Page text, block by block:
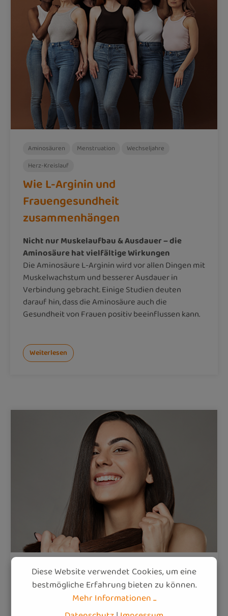
Aminosäuren Menstruation
Wechseljahre
Herz-Kreislauf
Wie L-Arginin und
Frauengesundheit
zusammenhängen
Nicht nur Muskelaufbau & Ausdauer – die
Aminosäure hat vielfältige Wirkungen
Die Aminosäure L-Arginin wird vor allen Dingen mit
Muskelwachstum und besserer Ausdauer in
Verbindung gebracht. Einige Studien deuten
darauf hin, dass die Aminosäure auch die
Gesundheit von Frauen positiv beeinflussen kann.
Weiterlesen
Haut, Haare, Nägel Hormone
Mikronährstoffe
Immunsystem
Zinkmangel: Wichtige Fakten für
Diese Website verwendet Cookies, um eine
bestmögliche Erfahrung bieten zu können.
Mehr Informationen ...